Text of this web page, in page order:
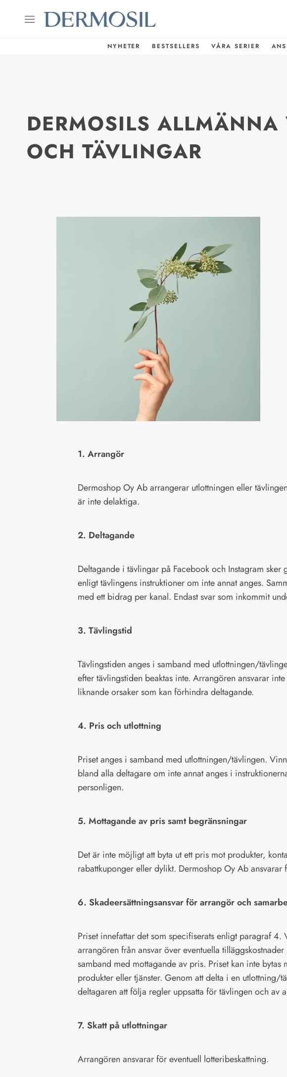
NYHETER BESTSELLERS VÅRA SERIER
DERMOSILS
OCH TÄVLINGAR
1. Arrangör
Dermoshop Oy Ab arrangerar utlottningen eller
är inte delaktiga.
2. Deltagande
Deltagande i tävlingar på Facebook och Instagram sker
enligt tävlingens instruktioner om inte annat anges.
med ett bidrag per kanal. Endast svar som inkommit
3. Tävlingstid
Tävlingstiden anges i samband med utlottningen/
efter tävlingstiden beaktas inte. Arrangören ansvarar
liknande orsaker som kan förhindra deltagande.
4. Pris och utlottning
Priset anges i samband med utlottningen/tävlingen.
bland alla deltagare om inte annat anges i
personligen.
5. Mottagande av pris samt begränsningar
Det är inte möjligt att byta ut ett pris mot produkter,
rabattkuponger eller dylikt. Dermoshop Oy Ab ansvarar
6. Skadeersättningsansvar för arrangör och
Priset innefattar det som specifiserats enligt paragraf
arrangören från ansvar över eventuella
samband med mottagande av pris. Priset kan inte bytas
produkter eller tjänster. Genom att delta i en utlottning/
deltagaren att följa regler uppsatta för tävlingen och av
7. Skatt på utlottningar
Arrangören ansvarar för eventuell lotteribeskattning.